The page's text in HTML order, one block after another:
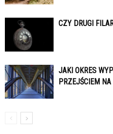
CZY DRUGI
JAKI OKRES
PRZEJŚCIEM NA